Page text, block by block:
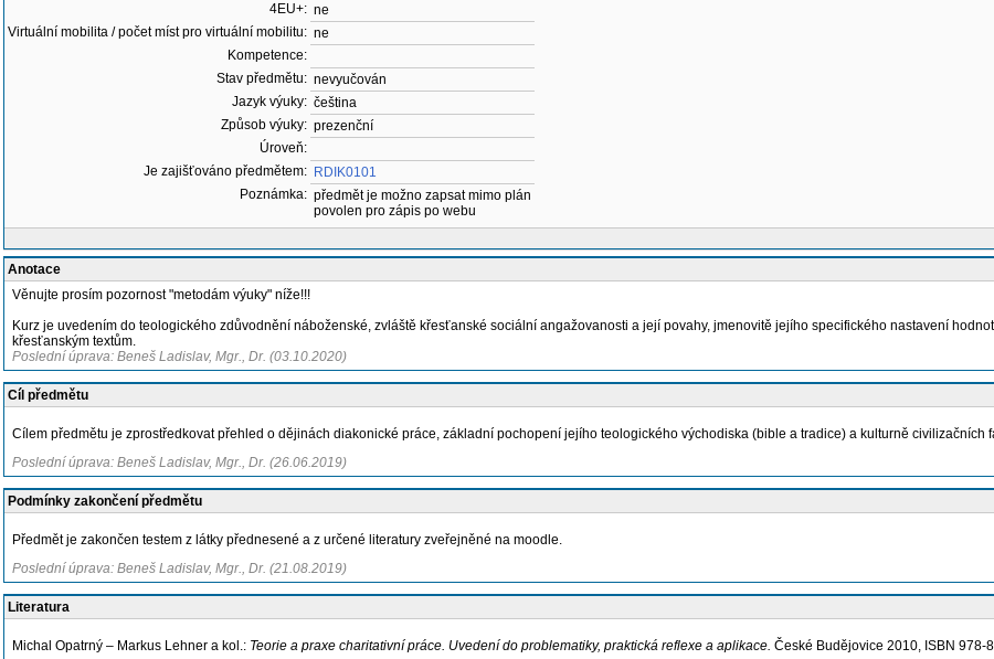
4EU+: ne
Virtuální mobilita / počet míst pro virtuální mobilitu: ne
Kompetence:
Stav předmětu: nevyučován
Jazyk výuky: čeština
Způsob výuky: prezenční
Úroveň:
Je zajišťováno předmětem: RDIK0101
Poznámka: předmět je možno zapsat mimo plán
povolen pro zápis po webu
Anotace
Věnujte prosím pozornost "metodám výuky" níže!!!
Kurz je uvedením do teologického zdůvodnění náboženské, zvláště křesťanské sociální angažovanosti a její povahy, jmenovitě jejího specifického nastavení
křesťanským textům.
Poslední úprava: Beneš Ladislav, Mgr., Dr. (03.10.2020)
Cíl předmětu
Cílem předmětu je zprostředkovat přehled o dějinách diakonické práce, základní pochopení jejího teologického východiska (bible a tradice) a kulturně civilizačních
Poslední úprava: Beneš Ladislav, Mgr., Dr. (26.06.2019)
Podmínky zakončení předmětu
Předmět je zakončen testem z látky přednesené a z určené literatury zveřejněné na moodle.
Poslední úprava: Beneš Ladislav, Mgr., Dr. (21.08.2019)
Literatura
Michal Opatrný – Markus Lehner a kol.: Teorie a praxe charitativní práce. Uvedení do problematiky, praktická reflexe a aplikace. České Budějovice 2010, ISBN 978-